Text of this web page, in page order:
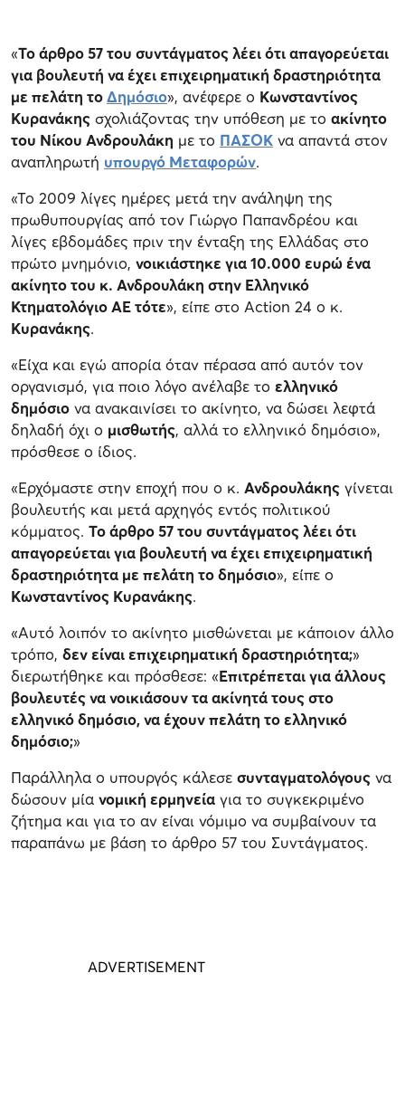
«Το άρθρο 57 του συντάγματος λέει ότι απαγορεύεται
για βουλευτή να έχει επιχειρηματική δραστηριότητα
με πελάτη τοΔημόσιο», ανέφερε ο Κωνσταντίνος
Κυρανάκης σχολιάζοντας την υπόθεση με το ακίνητο
του Νίκου Ανδρουλάκη με το ΠΑΣΟΚ να απαντά στον
αναπληρωτή υπουργό Μεταφορών.
«Το 2009 λίγες ημέρες μετά την ανάληψη της
πρωθυπουργίας από τον Γιώργο Παπανδρέου και
λίγες εβδομάδες πριν την ένταξη της Ελλάδας στο
πρώτο μνημόνιο, νοικιάστηκε για 10.000 ευρώ ένα
ακίνητο του κ. Ανδρουλάκη στην Ελληνικό
Κτηματολόγιο ΑΕ τότε», είπε στο Action 24 ο κ.
Κυρανάκης.
«Είχα και εγώ απορία όταν πέρασα από αυτόν τον
οργανισμό, για ποιο λόγο ανέλαβε το ελληνικό
δημόσιο να ανακαινίσει το ακίνητο, να δώσει λεφτά
δηλαδή όχι ο μισθωτής, αλλά το ελληνικό δημόσιο»,
πρόσθεσε ο ίδιος.
«Ερχόμαστε στην εποχή που ο κ. Ανδρουλάκης γίνεται
βουλευτής και μετά αρχηγός εντός πολιτικού
κόμματος. Το άρθρο 57 του συντάγματος λέει ότι
απαγορεύεται για βουλευτή να έχει επιχειρηματική
δραστηριότητα με πελάτη το δημόσιο», είπε ο
Κωνσταντίνος Κυρανάκης.
«Αυτό λοιπόν το ακίνητο μισθώνεται με κάποιον άλλο
τρόπο, δεν είναι επιχειρηματική δραστηριότητα;»
διερωτήθηκε και πρόσθεσε: «Επιτρέπεται για άλλους
βουλευτές να νοικιάσουν τα ακίνητά τους στο
ελληνικό δημόσιο, να έχουν πελάτη το ελληνικό
δημόσιο;»
Παράλληλα ο υπουργός κάλεσε συνταγματολόγους να
δώσουν μία νομική ερμηνεία για το συγκεκριμένο
ζήτημα και για το αν είναι νόμιμο να συμβαίνουν τα
παραπάνω με βάση το άρθρο 57 του Συντάγματος.